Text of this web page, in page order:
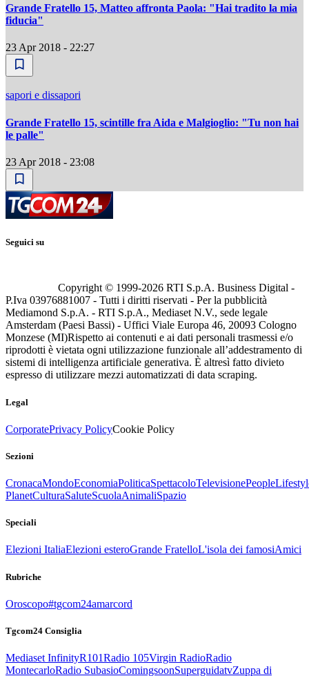
Grande Fratello 15, Matteo affronta Paola: "Hai tradito la mia
fiducia"
23 Apr 2018 - 22:27
sapori e dissapori
Grande Fratello 15, scintille fra Aida e Malgioglio: "Tu non hai
le palle"
23 Apr 2018 - 23:08
Seguici su
Copyright © 1999-2026 RTI S.p.A. Business Digital -
P.Iva 03976881007 - Tutti i diritti riservati - Per la pubblicità
Mediamond S.p.A. - RTI S.p.A., Mediaset N.V., sede legale
Amsterdam (Paesi Bassi) - Uffici Viale Europa 46, 20093 Cologno
Monzese (MI)Rispetto ai contenuti e ai dati personali trasmessi e/o
riprodotti è vietata ogni utilizzazione funzionale all’addestramento di
sistemi di intelligenza artificiale generativa. È altresì fatto divieto
espresso di utilizzare mezzi automatizzati di data scraping.
Legal
CorporatePrivacy PolicyCookie Policy
Sezioni
CronacaMondoEconomiaPoliticaSpettacoloTelevisionePeople
PlanetCulturaSaluteScuolaAnimaliSpazio
Speciali
Elezioni ItaliaElezioni esteroGrande FratelloL'isola dei famosiAmici
Rubriche
Oroscopo#tgcom24amarcord
Tgcom24 Consiglia
Mediaset InfinityR101Radio 105Virgin RadioRadio
MontecarloRadio SubasioComingsoonSuperguidatvZuppa di